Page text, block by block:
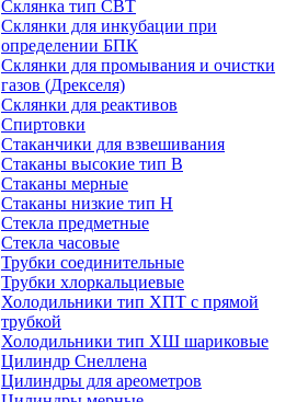
Склянка тип СВТ
Склянки для инкубации при
определении БПК
Склянки для промывания и очистки
газов (Дрекселя)
Склянки для реактивов
Спиртовки
Стаканчики для взвешивания
Стаканы высокие тип В
Стаканы мерные
Стаканы низкие тип Н
Стекла предметные
Стекла часовые
Трубки соединительные
Трубки хлоркальциевые
Холодильники тип ХПТ с прямой
трубкой
Холодильники тип ХШ шариковые
Цилиндр Снеллена
Цилиндры для ареометров